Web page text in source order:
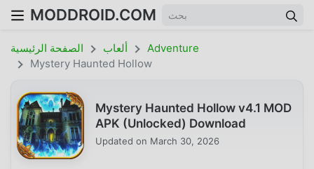
MODDROID.COM
الصفحة الرئيسية ألعاب
Adventure
Mystery Haunted Hollow
Mystery Haunted Hollow v4.1 MOD
APK (Unlocked) Download
Updated on March 30, 2026